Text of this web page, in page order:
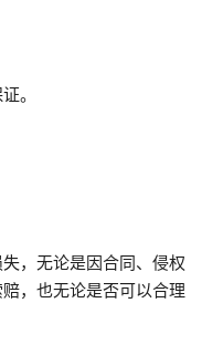
。
，无论是因合同、侵权
，也无论是否可以合理